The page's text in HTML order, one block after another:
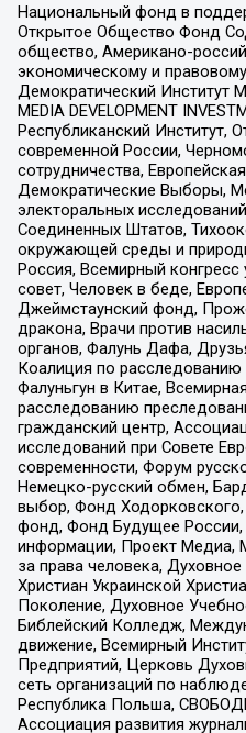
Национальный фонд в
Открытое Общество Фонд
общество, Американо-
экономическому и
Демократический Институт
MEDIA DEVELOPMENT
Республиканский Институт,
современной России,
сотрудничества,
Демократические Выборы,
электоральных
Соединенных Штатов,
окружающей среды и
Россия, Всемирный конгресс
совет, Человек в беде,
Джеймстаунский фонд,
дракона, Врачи против
органов, Фалунь Дафа,
Коалиция по
Фалуньгун в Китае,
расследованию
гражданский центр,
исследований при Совете
современности, Форум
Немецко-русский обмен,
выбор, Фонд
фонд, Фонд Будущее
информации, Проект Медиа,
за права человека,
Христиан Украинской
Поколение, Духовное
Библейский Колледж,
движение, Всемирный
Предприятий, Церковь
сеть организаций по
Республика Польша,
Ассоциация развития